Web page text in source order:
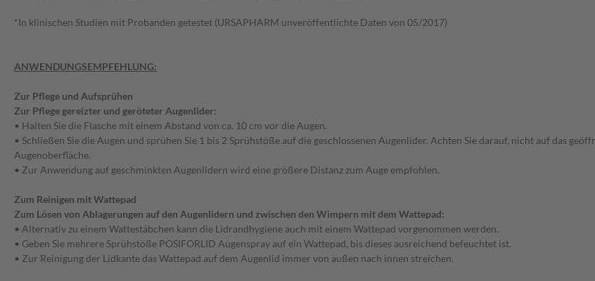
*In klinischen Studien mit Probanden getestet (URSAPHARM unveröffentlichte Daten von 05/2017)
ANWENDUNGSEMPFEHLUNG:
Zur Pflege und Aufsprühen
Zur Pflege gereizter und geröteter Augenlider:
• Halten Sie die Flasche mit einem Abstand von ca. 10 cm vor die Augen.
• Schließen Sie die Augen und sprühen Sie 1 bis 2 Sprühstöße auf die geschlossenen Augenlider. Achten Sie darauf, nicht auf das
Augenoberfläche.
• Zur Anwendung auf geschminkten Augenlidern wird eine größere Distanz zum Auge empfohlen.
Zum Reinigen mit Wattepad
Zum Lösen von Ablagerungen auf den Augenlidern und zwischen den Wimpern mit dem Wattepad:
• Alternativ zu einem Wattestäbchen kann die Lidrandhygiene auch mit einem Wattepad vorgenommen werden.
• Geben Sie mehrere Sprühstöße POSIFORLID Augenspray auf ein Wattepad, bis dieses ausreichend befeuchtet ist.
• Zur Reinigung der Lidkante das Wattepad auf dem Augenlid immer von außen nach innen streichen.